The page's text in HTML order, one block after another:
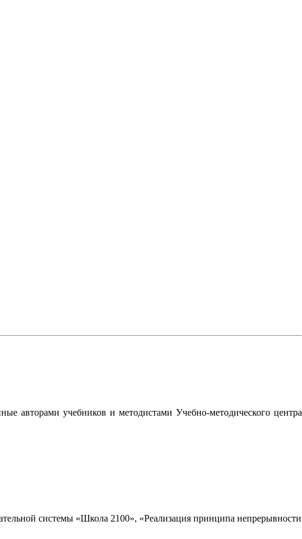
авторами учебников и методистами Учебно-методического центра
системы «Школа 2100», «Реализация принципа непрерывности